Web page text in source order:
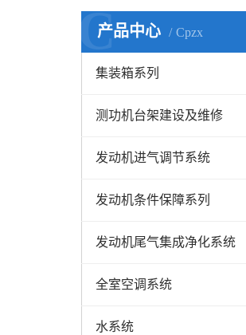
产品中心 Cpzx
C
集装箱系列
测功机台架建设及维修
发动机进气调节系统
发动机条件保障系列
发动机尾气集成净化系统
全室空调系统
水系统